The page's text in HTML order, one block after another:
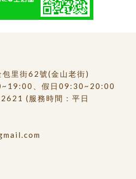
里街62號(金山老街)
、假日09:30~20:00
(服務時間：平日